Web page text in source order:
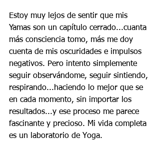
Estoy muy lejos de sentir que mis
Yamas son un capítulo cerrado...cuanta
más consciencia tomo, más me doy
cuenta de mis oscuridades e impulsos
negativos. Pero intento simplemente
seguir observándome, seguir sintiendo,
respirando...haciendo lo mejor que se
en cada momento, sin importar los
resultados...y ese proceso me parece
fascinante y precioso. Mi vida completa
es un laboratorio de Yoga.